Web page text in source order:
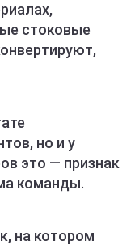
стоковые
но и у
это — признак
команды.
на котором